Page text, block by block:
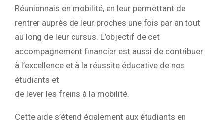
Réunionnais en mobilité, en leur permettant de
rentrer auprès de leur proches une fois par an tout
au long de leur cursus. L’objectif de cet
accompagnement financier est aussi de contribuer
à l’excellence et à la réussite éducative de nos
étudiants et
de lever les freins à la mobilité.
Cette aide s’étend également aux étudiants en